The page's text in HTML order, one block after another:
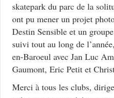
skatepark du parc de la
ont pu mener un projet
Destin Sensible et un
suivi tout au long de
en-Baroeul avec Jan Luc
Gaumont, Eric Petit et
Merci à tous les clubs,